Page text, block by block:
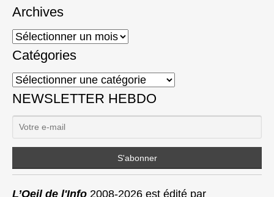
Archives
Archives
Catégories
Catégories
NEWSLETTER HEBDO
L’Oeil de l'Info 2008-2026 est édité par